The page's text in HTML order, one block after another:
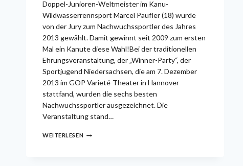
Doppel-Junioren-Weltmeister im Kanu-
Wildwasserrennsport Marcel Paufler (18) wurde
von der Jury zum Nachwuchssportler des Jahres
2013 gewählt. Damit gewinnt seit 2009 zum ersten
Mal ein Kanute diese Wahl!Bei der traditionellen
Ehrungsveranstaltung, der „Winner-Party“, der
Sportjugend Niedersachsen, die am 7. Dezember
2013 im GOP Varieté-Theater in Hannover
stattfand, wurden die sechs besten
Nachwuchssportler ausgezeichnet. Die
Veranstaltung stand…
WEITERLESENNACHWUCHSSPORTLER